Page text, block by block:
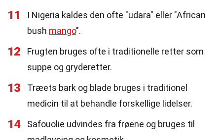
11
I Nigeria kaldes den ofte "udara" eller "African
bush mango".
12
Frugten bruges ofte i traditionelle retter som
suppe og gryderetter.
13
Træets bark og blade bruges i traditionel
medicin til at behandle forskellige lidelser.
14
Safouolie udvindes fra frøene og bruges til